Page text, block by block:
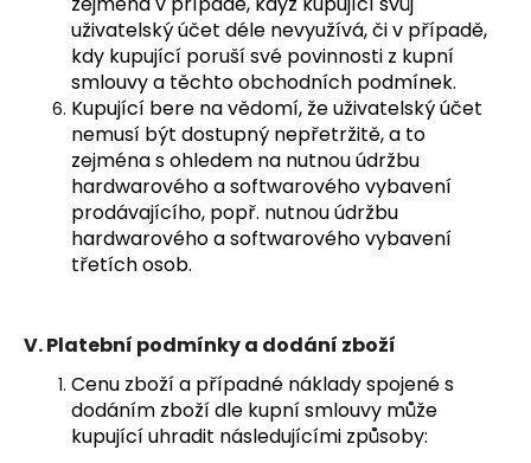
uživatelský účet déle nevyužívá, či v případě,
kdy kupující poruší své povinnosti z kupní
smlouvy a těchto obchodních podmínek.
Kupující bere na vědomí, že uživatelský účet
nemusí být dostupný nepřetržitě, a to
zejména s ohledem na nutnou údržbu
hardwarového a softwarového vybavení
prodávajícího, popř. nutnou údržbu
hardwarového a softwarového vybavení
třetích osob.
V.Platební podmínky a dodání zboží
Cenu zboží a případné náklady spojené s
dodáním zboží dle kupní smlouvy může
kupující uhradit následujícími způsoby: